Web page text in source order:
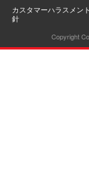
カスタマーハラスメン
針
Copyright